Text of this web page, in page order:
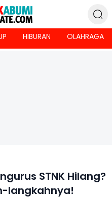
HIBURAN OLAHRAGA
STNK Hilang?
langkahnya!